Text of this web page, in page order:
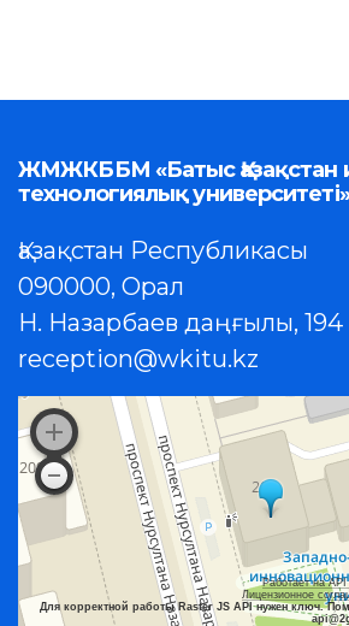
ЖМЖКББМ «Батыс Қазақстан
технологиялық университеті»
Қазақстан Республикасы
090000, Орал
Н. Назарбаев даңғылы, 194
reception@wkitu.kz
Работает на
Лицензионное
Для корректной работы Raster JS API нужен ключ.